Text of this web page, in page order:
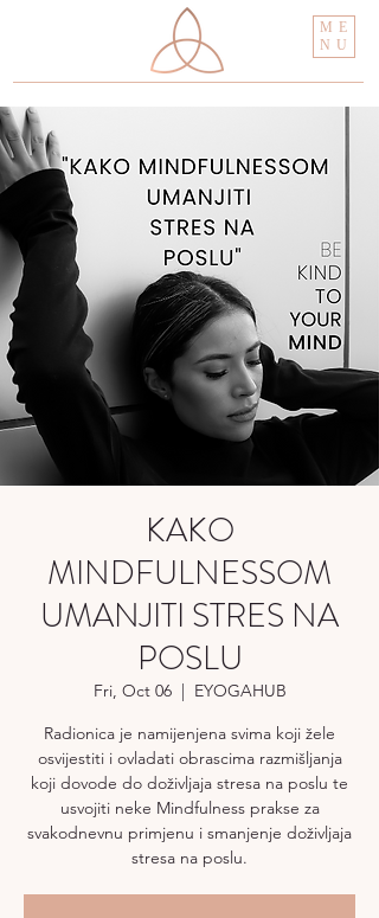
ME
NU
KAKO
MINDFULNESSOM
UMANJITI STRES NA
POSLU
Fri, Oct 06
  |
EYOGAHUB
Radionica je namijenjena svima koji žele
osvijestiti i ovladati obrascima razmišljanja
koji dovode do doživljaja stresa na poslu te
usvojiti neke Mindfulness prakse za
svakodnevnu primjenu i smanjenje doživljaja
stresa na poslu.